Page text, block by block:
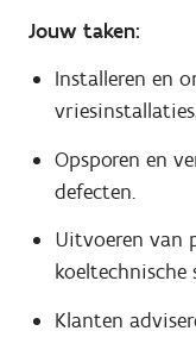
Jouw taken:
Installeren en
Opsporen en
defecten.
Uitvoeren van
koeltechnische
Klanten